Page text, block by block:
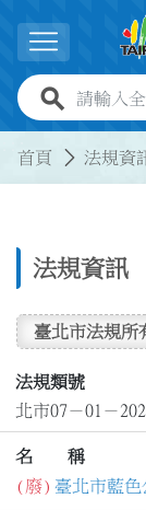
展開選單
全站查詢
首頁 法規資
法規資訊
臺北市法規所
法規類號
北市07－01－
名 稱
(廢) 臺北市藍